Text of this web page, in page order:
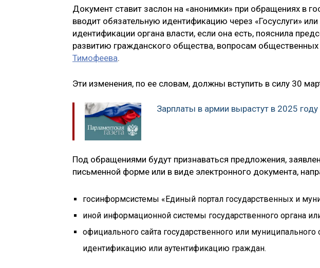
Документ ставит заслон на «анонимки» при обращениях в
вводит обязательную идентификацию через «Госуслуги»
идентификации органа власти, если она есть, пояснила
развитию гражданского общества, вопросам
Тимофеева.
Эти изменения, по ее словам, должны вступить в силу 30
Зарплаты в армии вырастут в 2025 году
Под обращениями будут признаваться предложения,
письменной форме или в виде электронного документа,
госинформсистемы «Единый портал государственных и
иной информационной системы государственного органа
официального сайта государственного или
идентификацию или аутентификацию граждан.